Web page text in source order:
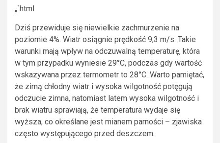
„`html
Dziś przewiduje się niewielkie zachmurzenie na
poziomie 4%. Wiatr osiągnie prędkość 9,3 m/s. Takie
warunki mają wpływ na odczuwalną temperaturę, która
w tym przypadku wyniesie 29°C, podczas gdy wartość
wskazywana przez termometr to 28°C. Warto pamiętać,
że zimą chłodny wiatr i wysoka wilgotność potęgują
odczucie zimna, natomiast latem wysoka wilgotność i
brak wiatru sprawiają, że temperatura wydaje się
wyższa, co określane jest mianem parności – zjawiska
często występującego przed deszczem.